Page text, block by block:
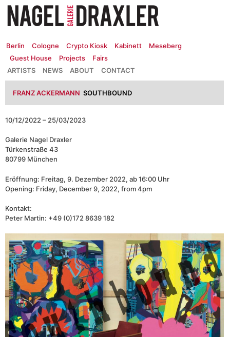
Zum
Inhalt
springen
Berlin Cologne Crypto Kiosk Kabinett
Meseberg
Guest House
Projects
Fairs
CONTACT
ABOUT
NEWS
ARTISTS
FRANZ ACKERMANN SOUTHBOUND
10/12/2022 – 25/03/2023
Galerie Nagel Draxler
Türkenstraße 43
80799 München
Eröffnung: Freitag, 9. Dezember 2022, ab 16:00 Uhr
Opening: Friday, December 9, 2022, from 4pm
Kontakt:
Peter Martin: +49 (0)172 8639 182